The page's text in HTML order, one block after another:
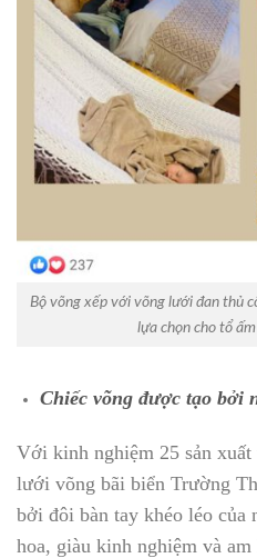
Bộ võng xếp với võng lưới đan thủ
lựa chọn cho tổ
Chiếc võng được tạo bởi
Với kinh nghiệm 25 sản
lưới võng bãi biển Trường
bởi đôi bàn tay khéo léo của
hoa, giàu kinh nghiệm và